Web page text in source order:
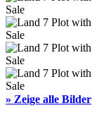
» Zeige alle Bilder